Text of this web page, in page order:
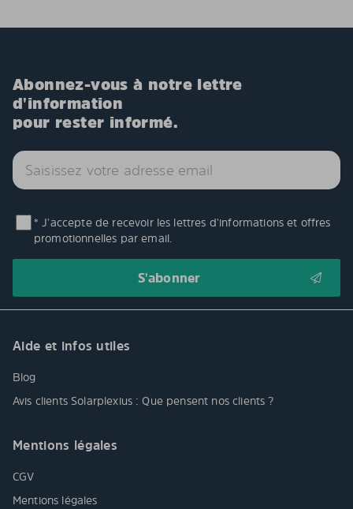
Abonnez-vous à notre lettre
d'information
pour rester informé.
* J'accepte de recevoir les lettres d'informations et offres
promotionnelles par email.
Aide et infos utiles
Blog
Avis clients Solarplexius : Que pensent nos clients ?
Mentions légales
CGV
Mentions légales